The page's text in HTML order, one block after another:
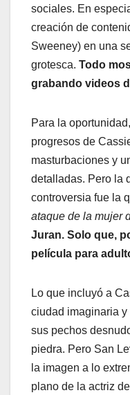
sociales. En
creación de
Sweeney) en una
grotesca. Todo
grabando videos
Para la
progresos de
masturbaciones y
detalladas. Pero la
controversia fue la
ataque de la mujer
Juran. Solo que,
película para
Lo que incluyó a
ciudad imaginaria
sus pechos
piedra. Pero San
la imagen a lo
plano de la actriz